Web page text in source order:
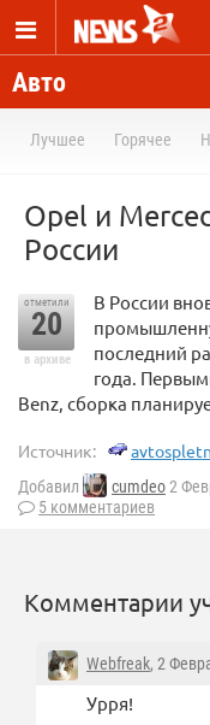
Авто
Лучшее Горячее
Opel и
России
отметили
20
в архиве
В России
последний
года.
Benz, сборка
Источник:
Добавил cumdeo2
5 комментариев
Комментарии
Webfreak, 2
Урря!